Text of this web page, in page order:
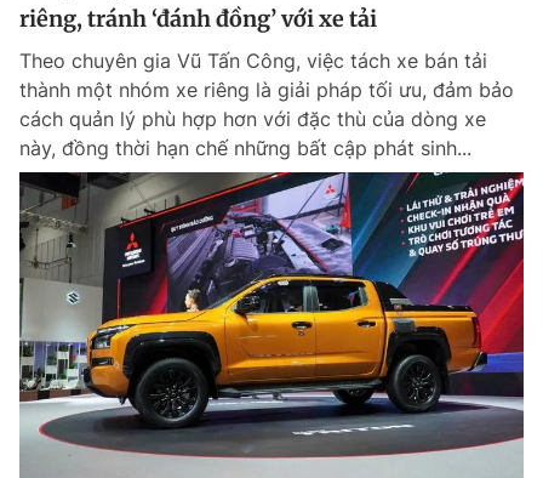
riêng, tránh ‘đánh đồng’ với xe tải
Theo chuyên gia Vũ Tấn Công, việc tách xe bán tải
thành một nhóm xe riêng là giải pháp tối ưu, đảm bảo
cách quản lý phù hợp hơn với đặc thù của dòng xe
này, đồng thời hạn chế những bất cập phát sinh...